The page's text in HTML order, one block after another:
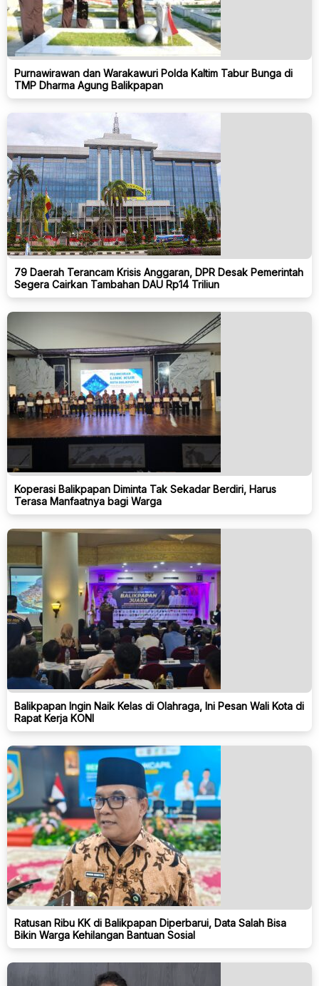
Purnawirawan dan Warakawuri Polda Kaltim Tabur Bunga di
TMP Dharma Agung Balikpapan
79 Daerah Terancam Krisis Anggaran, DPR Desak Pemerintah
Segera Cairkan Tambahan DAU Rp14 Triliun
Koperasi Balikpapan Diminta Tak Sekadar Berdiri, Harus
Terasa Manfaatnya bagi Warga
Balikpapan Ingin Naik Kelas di Olahraga, Ini Pesan Wali Kota di
Rapat Kerja KONI
Ratusan Ribu KK di Balikpapan Diperbarui, Data Salah Bisa
Bikin Warga Kehilangan Bantuan Sosial